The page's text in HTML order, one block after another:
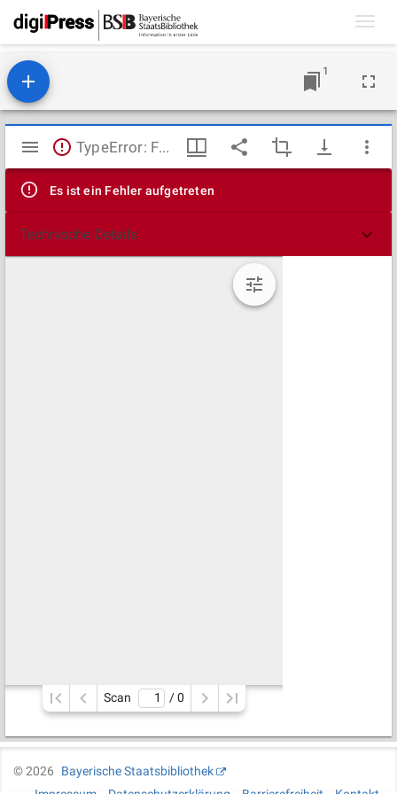
1
Mirador
Viewer
TypeError: Failed to fetch
Es ist ein Fehler aufgetreten
Technische Details
Scan / 0
©2026
Bayerische Staatsbibliothek